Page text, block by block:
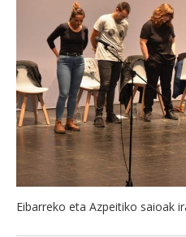
Eibarreko eta Azpeitiko saioak